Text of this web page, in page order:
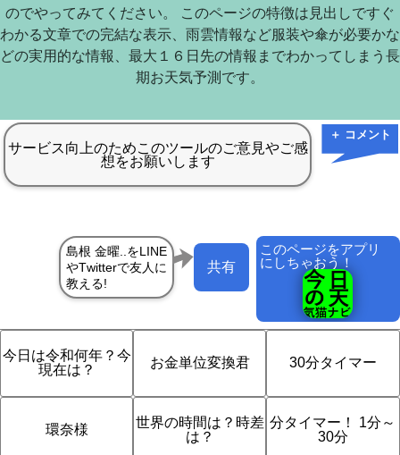
のでやってみてください。 このページの特徴は見出しですぐ
わかる文章での完結な表示、雨雲情報など服装や傘が必要かな
どの実用的な情報、最大１６日先の情報までわかってしまう長
期お天気予測です。
＋ コメント
このページをアプリ
にしちゃおう！
共有
今日は令和何年？今
現在は？
お金単位変換君 30分タイマー
環奈様
世界の時間は？時差
は？
分タイマー！ 1分～
30分